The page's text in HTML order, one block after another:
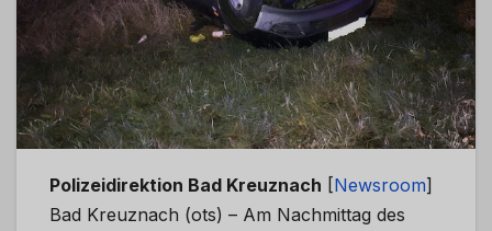
Polizeidirektion Bad Kreuznach [Newsroom]
Bad Kreuznach (ots) – Am Nachmittag des